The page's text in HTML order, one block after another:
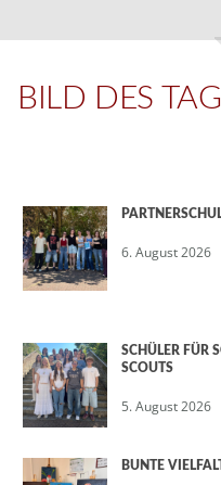
BILD DES
6. August 2026
SCHÜLER FÜR
SCOUTS
5. August 2026
BUNTE